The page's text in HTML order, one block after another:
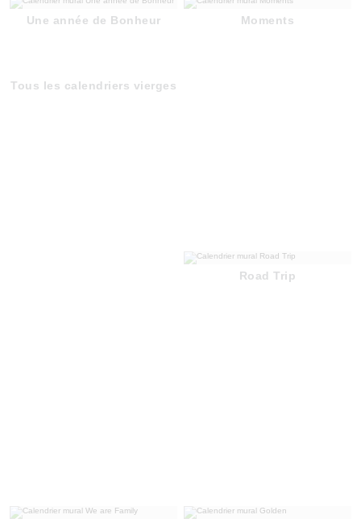
Une année de Bonheur Moments
Road Trip
Tous les calendriers vierges